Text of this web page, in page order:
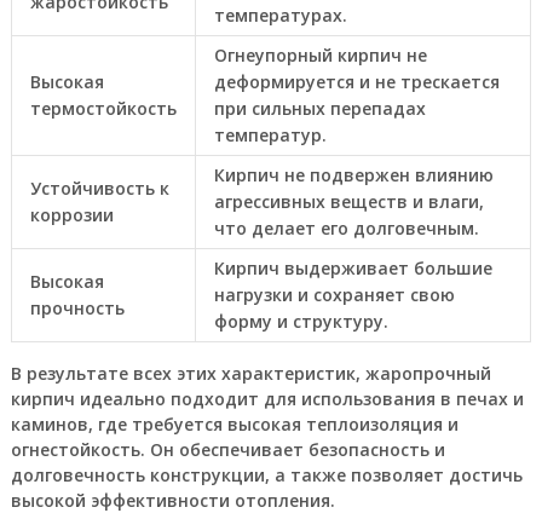
температурах.
Высокая
термостойкость
Огнеупорный кирпич не
деформируется и не трескается
при сильных перепадах
температур.
Устойчивость к
коррозии
Кирпич не подвержен влиянию
агрессивных веществ и влаги,
что делает его долговечным.
Высокая
прочность
Кирпич выдерживает большие
нагрузки и сохраняет свою
форму и структуру.
В результате всех этих характеристик, жаропрочный
кирпич идеально подходит для использования в печах и
каминов, где требуется высокая теплоизоляция и
огнестойкость. Он обеспечивает безопасность и
долговечность конструкции, а также позволяет достичь
высокой эффективности отопления.